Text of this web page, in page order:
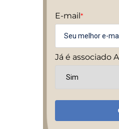
E-mail*
Já é associado